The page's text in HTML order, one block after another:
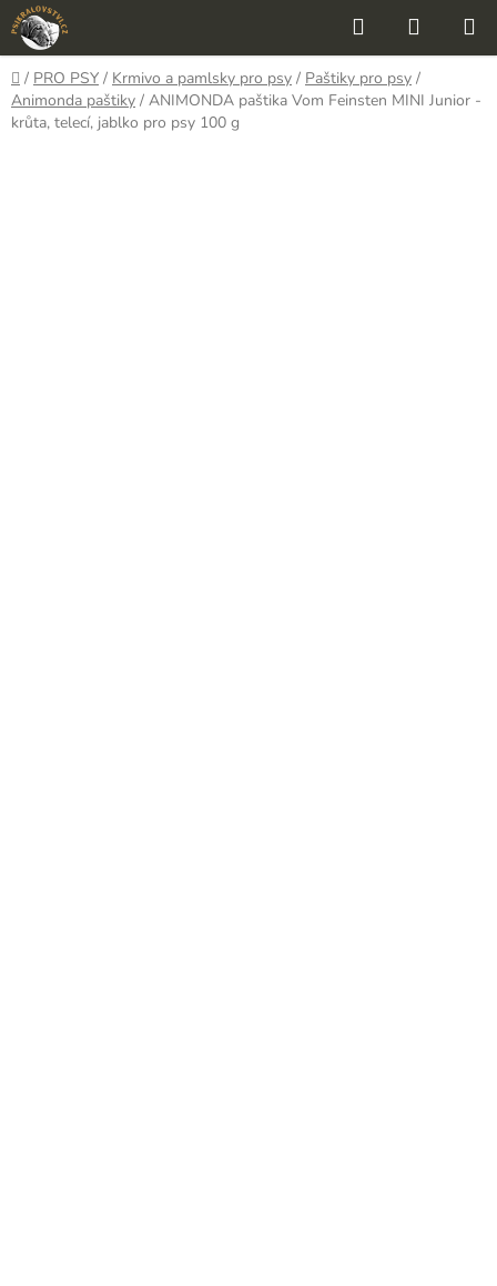
Přejít
na
obsah
Hledat
KOŠÍK
Domů
/ PRO PSY / Krmivo a pamlsky pro psy / Paštiky pro psy /
Animonda paštiky / ANIMONDA paštika Vom Feinsten MINI Junior -
krůta, telecí, jablko pro psy 100 g